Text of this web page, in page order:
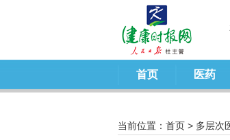
首页 医药
当前位置： 首页 > 多层次